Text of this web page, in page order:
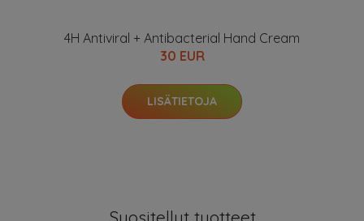
4H Antiviral + Antibacterial Hand Cream
30 EUR
LISÄTIETOJA
Suositellut tuotteet